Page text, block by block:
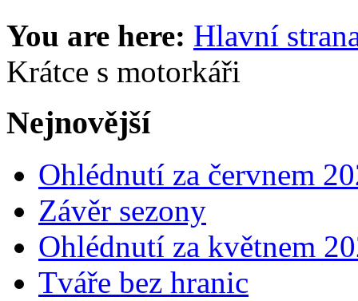
You are here: Hlavní
Krátce s motorkáři
Nejnovější
Ohlédnutí za červnem
Závěr sezony
Ohlédnutí za květnem
Tváře bez hranic